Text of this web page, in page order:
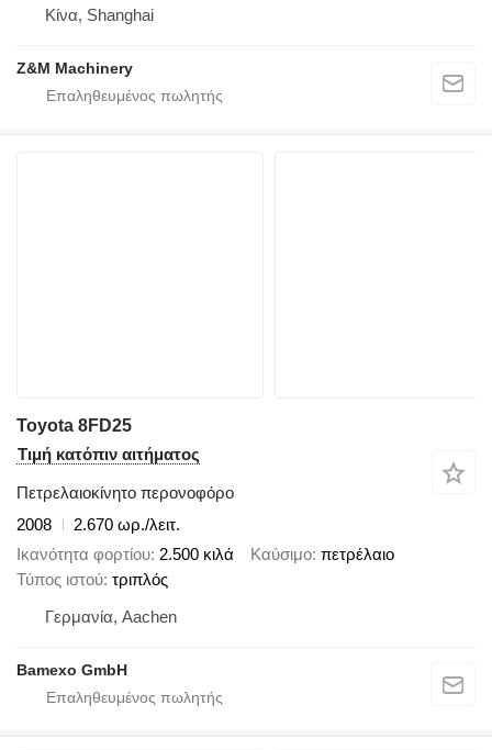
Κίνα, Shanghai
Z&M Machinery
Toyota 8FD25
Τιμή κατόπιν αιτήματος
Πετρελαιοκίνητο περονοφόρο
2008
2.670 ωρ./λειτ.
Ικανότητα φορτίου 2.500 κιλά Καύσιμο πετρέλαιο
Τύπος ιστού τριπλός
Γερμανία, Aachen
Bamexo GmbH